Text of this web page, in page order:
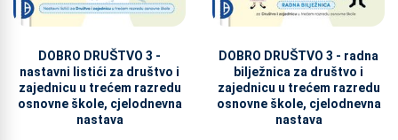
DOBRO DRUŠTVO 3 -
nastavni listići za društvo i
zajednicu u trećem razredu
osnovne škole, cjelodnevna
nastava
DOBRO DRUŠTVO 3 - radna
bilježnica za društvo i
zajednicu u trećem razredu
osnovne škole, cjelodnevna
nastava